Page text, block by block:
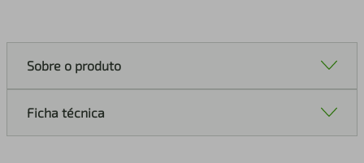
Sobre o produto
Ficha técnica